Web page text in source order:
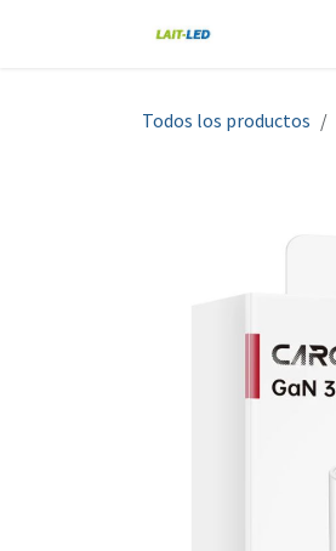
Todos los productos